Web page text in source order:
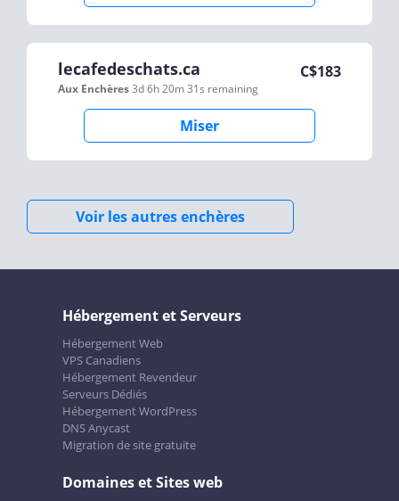
lecafedeschats.ca
Aux Enchères3d 6h 20m 31s remaining
C$183
Miser
Voir les autres enchères
Hébergement et Serveurs
Hébergement Web
VPS Canadiens
Hébergement Revendeur
Serveurs Dédiés
Hébergement WordPress
DNS Anycast
Migration de site gratuite
Domaines et Sites web